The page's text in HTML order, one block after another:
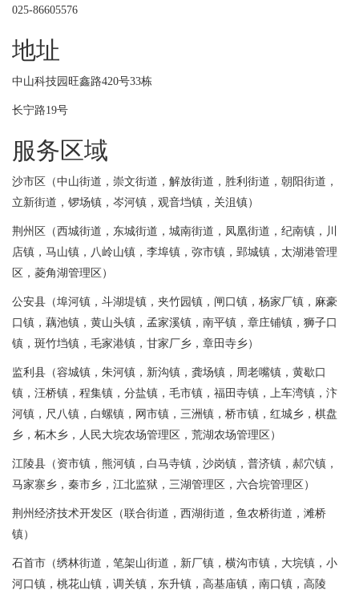
025-86605576
地址
中山科技园旺鑫路420号33栋
长宁路19号
服务区域
沙市区（中山街道，崇文街道，解放街道，胜利街道，朝阳街道，
立新街道，锣场镇，岑河镇，观音垱镇，关沮镇）
荆州区（西城街道，东城街道，城南街道，凤凰街道，纪南镇，川
店镇，马山镇，八岭山镇，李埠镇，弥市镇，郢城镇，太湖港管理
区，菱角湖管理区）
公安县（埠河镇，斗湖堤镇，夹竹园镇，闸口镇，杨家厂镇，麻豪
口镇，藕池镇，黄山头镇，孟家溪镇，南平镇，章庄铺镇，狮子口
镇，斑竹垱镇，毛家港镇，甘家厂乡，章田寺乡）
监利县（容城镇，朱河镇，新沟镇，龚场镇，周老嘴镇，黄歇口
镇，汪桥镇，程集镇，分盐镇，毛市镇，福田寺镇，上车湾镇，汴
河镇，尺八镇，白螺镇，网市镇，三洲镇，桥市镇，红城乡，棋盘
乡，柘木乡，人民大垸农场管理区，荒湖农场管理区）
江陵县（资市镇，熊河镇，白马寺镇，沙岗镇，普济镇，郝穴镇，
马家寨乡，秦市乡，江北监狱，三湖管理区，六合垸管理区）
荆州经济技术开发区（联合街道，西湖街道，鱼农桥街道，滩桥
镇）
石首市（绣林街道，笔架山街道，新厂镇，横沟市镇，大垸镇，小
河口镇，桃花山镇，调关镇，东升镇，高基庙镇，南口镇，高陵